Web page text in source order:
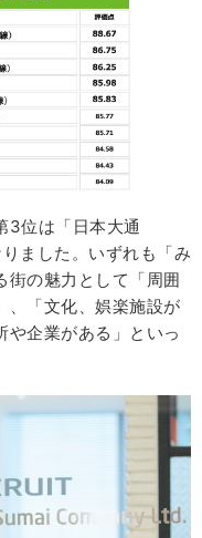
3位は「日本大通
ました。いずれも「み
街の魅力として「周囲
、「文化、娯楽施設が
や企業がある」といっ